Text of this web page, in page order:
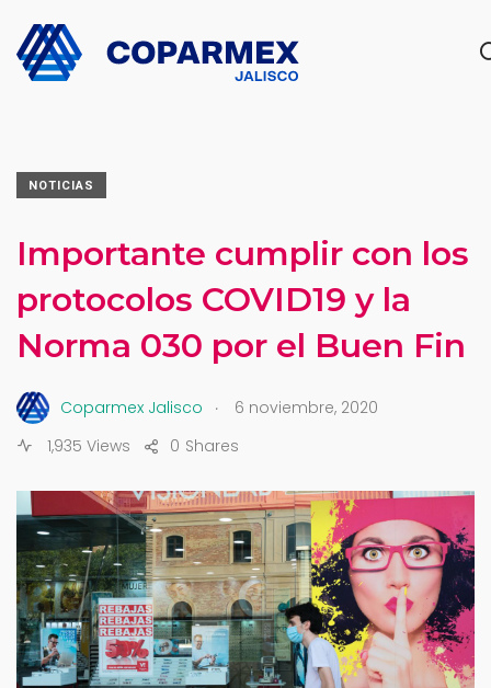
NOTICIAS
Importante cumplir con los
protocolos COVID19 y la
Norma 030 por el Buen Fin
Coparmex Jalisco .
6 noviembre, 2020
1,935 Views
Shares
0